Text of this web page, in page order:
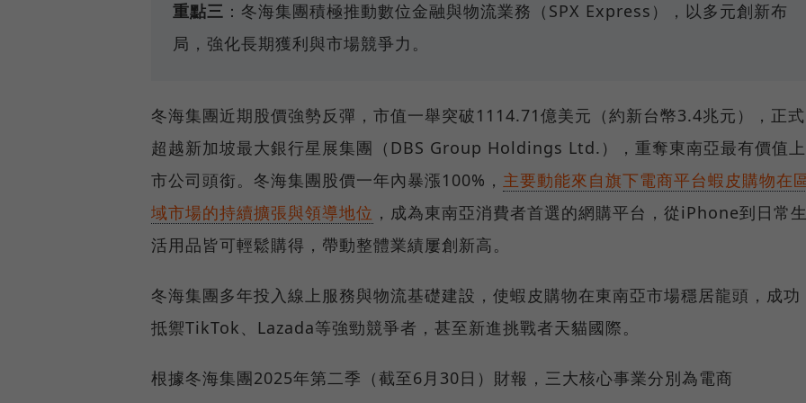
重點三 ：冬海集團積極推動數位金融與物流業務（SPX Express），以多元創新布
局，強化長期獲利與市場競爭力。
冬海集團近期股價強勢反彈，市值一舉突破1114.71億美元（約新台幣3.4兆元），正式
超越新加坡最大銀行星展集團（DBS Group Holdings Ltd.），重奪東南亞最有價值上
市公司頭銜。冬海集團股價一年內暴漲100%， 主要動能來自旗下電商平台蝦皮購物在
域市場的持續擴張與領導地位 ，成為東南亞消費者首選的網購平台，從iPhone到日常
活用品皆可輕鬆購得，帶動整體業績屢創新高。
冬海集團多年投入線上服務與物流基礎建設，使蝦皮購物在東南亞市場穩居龍頭，成功
抵禦TikTok、Lazada等強勁競爭者，甚至新進挑戰者天貓國際。
根據冬海集團2025年第二季（截至6月30日）財報，三大核心事業分別為電商